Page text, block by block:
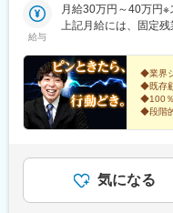
給与
月給30万円～40万円
上記月給には、固定
「社員を大切にする
後、さらにモチベーシ
★透明性の高い評価制
業成績、6割は目標に
映。「結果を出した社
アップで収入もアッ
るので、スピーディ
社8年目で課長になっ
叶います！＜実例＞
◆業界
◆既存
◆100％
◆段階
気になる